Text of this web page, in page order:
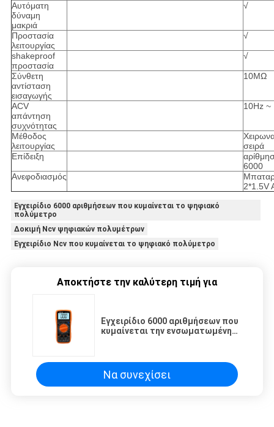
Αυτόματη
δύναμη
μακριά
√
Προστασία
λειτουργίας
√
shakeproof
προστασία
√
Σύνθετη
αντίσταση
εισαγωγής
10MΩ
ACV
απάντηση
συχνότητας
10Hz ~
Μέθοδος
λειτουργίας
σειρά
Επίδειξη
6000
Ανεφοδιασμός
2*1.5V
Εγχειρίδιο 6000 αριθμήσεων που κυμαίνεται το ψηφιακό
πολύμετρο
Δοκιμή Ncv ψηφιακών πολυμέτρων
Εγχειρίδιο Ncv που κυμαίνεται το ψηφιακό πολύμετρο
Αποκτήστε την καλύτερη τιμή για
Εγχειρίδιο 6000 αριθμήσεων που
κυμαίνεται την ενσωματωμένη
Να συνεχίσει